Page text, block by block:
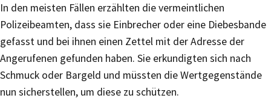
In den meisten Fällen erzählten die vermeintlichen
Polizeibeamten, dass sie Einbrecher oder eine Diebesbande
gefasst und bei ihnen einen Zettel mit der Adresse der
Angerufenen gefunden haben. Sie erkundigten sich nach
Schmuck oder Bargeld und müssten die Wertgegenstände
nun sicherstellen, um diese zu schützen.